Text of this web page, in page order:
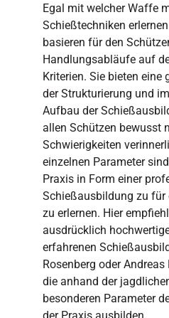
Egal mit welcher Waffe
Schießtechniken
basieren für den
Handlungsabläufe auf
Kriterien. Sie bieten eine
der Strukturierung und
Aufbau der
allen Schützen bewusst
Schwierigkeiten
einzelnen Parameter
Praxis in Form einer
Schießausbildung zu für
zu erlernen. Hier
ausdrücklich
erfahrenen
Rosenberg oder
die anhand der
besonderen Parameter
der Praxis ausbilden.